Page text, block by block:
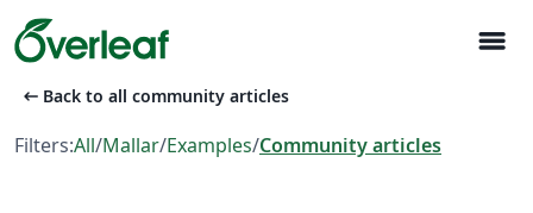
menu
arrow_left_alt Back to all community articles
Filters:All/Mallar/Examples/Community articles